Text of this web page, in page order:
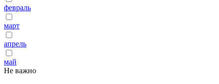
февраль
март
апрель
май
Не важно